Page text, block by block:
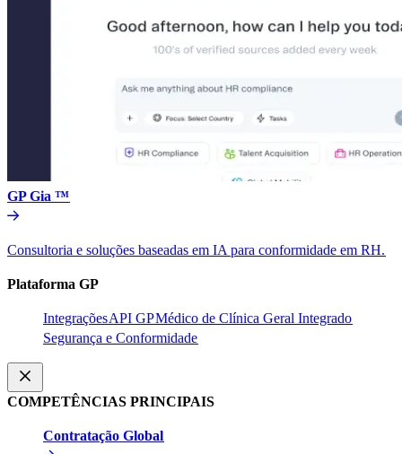
GP Gia ™​​
Consultoria e soluções baseadas em IA para conformidade em RH.​​
Plataforma GP​​
Integrações​​API GP​​Médico de Clínica Geral Integrado​​
Segurança e Conformidade​​
COMPETÊNCIAS PRINCIPAIS​​
Contratação Global​​